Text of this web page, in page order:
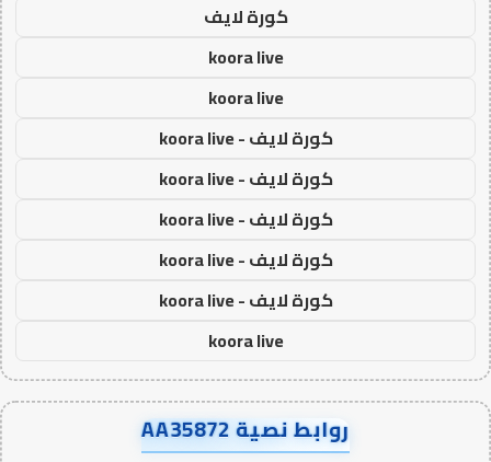
كورة لايف
koora live
koora live
كورة لايف - koora live
كورة لايف - koora live
كورة لايف - koora live
كورة لايف - koora live
كورة لايف - koora live
koora live
روابط نصية AA35872